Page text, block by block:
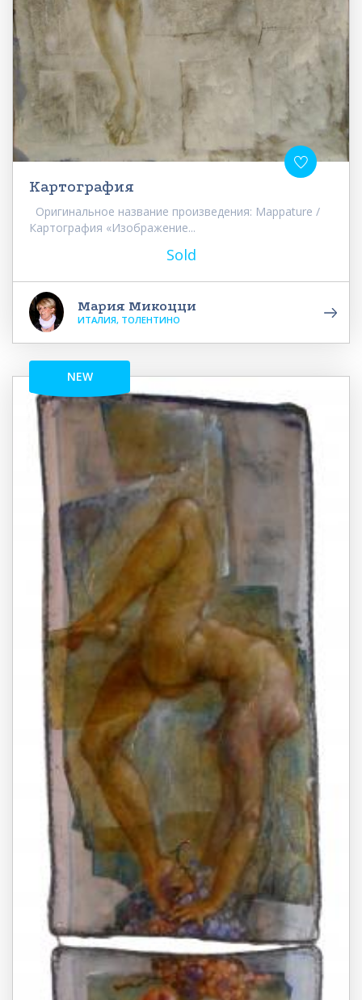
Картография
Оригинальное название произведения: Mappature /
Картография «Изображение...
Sold
Мария Микоцци
ИТАЛИЯ, ТОЛЕНТИНО
NEW